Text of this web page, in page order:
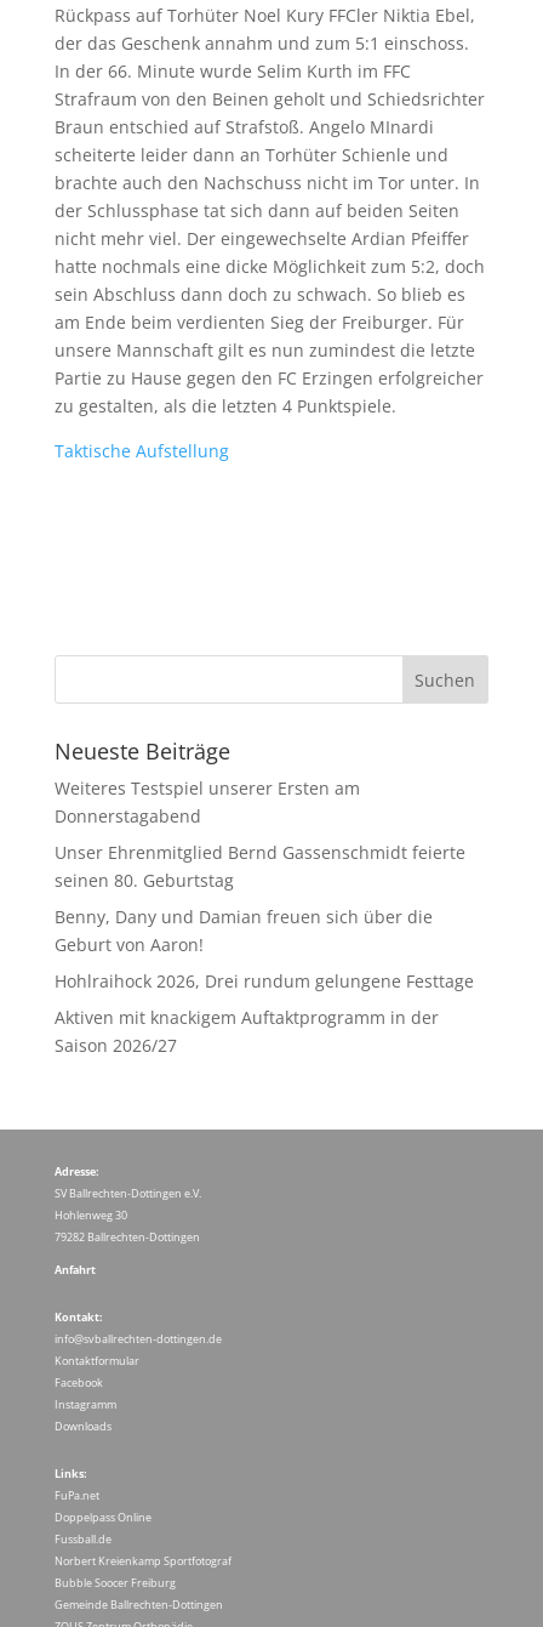
Rückpass auf Torhüter Noel Kury FFCler Niktia Ebel,
der das Geschenk annahm und zum 5:1 einschoss.
In der 66. Minute wurde Selim Kurth im FFC
Strafraum von den Beinen geholt und Schiedsrichter
Braun entschied auf Strafstoß. Angelo MInardi
scheiterte leider dann an Torhüter Schienle und
brachte auch den Nachschuss nicht im Tor unter. In
der Schlussphase tat sich dann auf beiden Seiten
nicht mehr viel. Der eingewechselte Ardian Pfeiffer
hatte nochmals eine dicke Möglichkeit zum 5:2, doch
sein Abschluss dann doch zu schwach. So blieb es
am Ende beim verdienten Sieg der Freiburger. Für
unsere Mannschaft gilt es nun zumindest die letzte
Partie zu Hause gegen den FC Erzingen erfolgreicher
zu gestalten, als die letzten 4 Punktspiele.
Taktische Aufstellung
Neueste Beiträge
Weiteres Testspiel unserer Ersten am
Donnerstagabend
Unser Ehrenmitglied Bernd Gassenschmidt feierte
seinen 80. Geburtstag
Benny, Dany und Damian freuen sich über die
Geburt von Aaron!
Hohlraihock 2026, Drei rundum gelungene Festtage
Aktiven mit knackigem Auftaktprogramm in der
Saison 2026/27
Adresse:
SV Ballrechten-Dottingen e.V.
Hohlenweg 30
79282 Ballrechten-Dottingen
Anfahrt
Kontakt:
info@svballrechten-dottingen.de
Kontaktformular
Facebook
Instagramm
Downloads
Links:
FuPa.net
Doppelpass Online
Fussball.de
Norbert Kreienkamp Sportfotograf
Bubble Soocer Freiburg
Gemeinde Ballrechten-Dottingen